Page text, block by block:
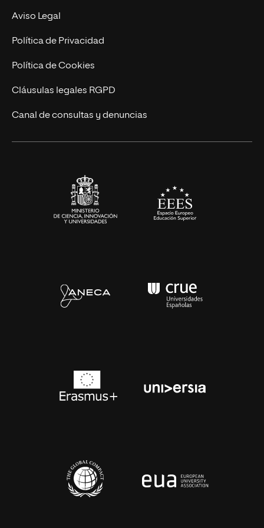
Experto Universitario
Postgrados
Cursos Universitarios
Nuestro Equipo
Trabaja en UNIR
Actualidad
UNIR Revista
Eventos
Aviso Legal
Política de Privacidad
Política de Cookies
Cláusulas legales RGPD
Canal de consultas y denuncias